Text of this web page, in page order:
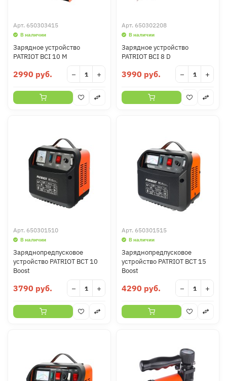
Арт. 650303415
В наличии
Зарядное устройство
PATRIOT BCI 10 M
2990 руб. − +
Арт. 650302208
В наличии
Зарядное устройство
PATRIOT BCI 8 D
3990 руб. − +
Арт. 650301510
В наличии
Заряднопредпусковое
устройство PATRIOT BCT 10
Boost
3790 руб. − +
Арт. 650301515
В наличии
Заряднопредпусковое
устройство PATRIOT BCT 15
Boost
4290 руб. − +